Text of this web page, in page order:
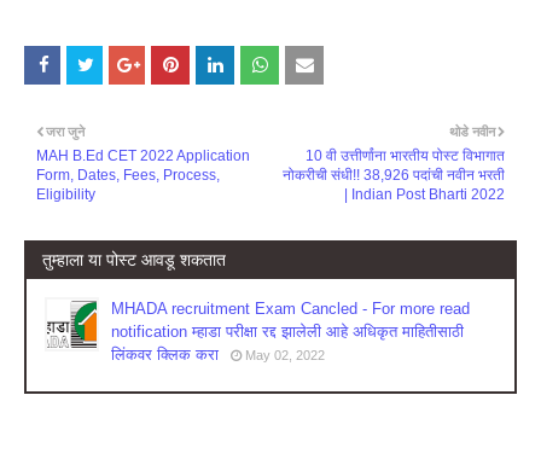
थोडे नवीन
10 वी उत्तीर्णांना भारतीय पोस्ट विभागात
नोकरीची संधी!! 38,926 पदांची नवीन भरती
| Indian Post Bharti 2022
जरा जुने
MAH B.Ed CET 2022 Application
Form, Dates, Fees, Process,
Eligibility
तुम्‍हाला या पोस्‍ट आवडू शकतात
MHADA recruitment Exam Cancled - For more read
notification म्हाडा परीक्षा रद्द झालेली आहे अधिकृत माहितीसाठी
लिंकवर क्लिक करा
May 02, 2022